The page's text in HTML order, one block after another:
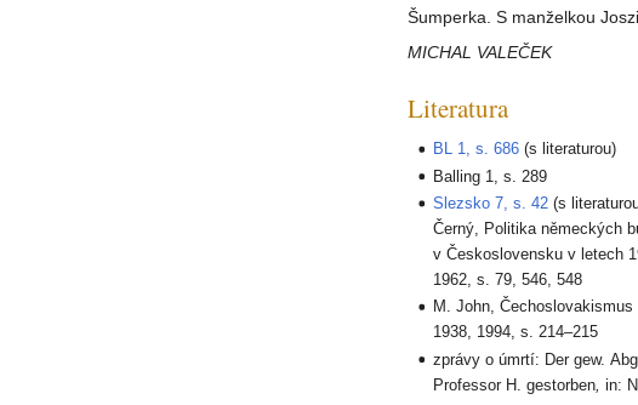
Šumperka. S manželkou
MICHAL VALEČEK
Literatura
BL 1, s. 686 (s literaturou)
Balling 1, s. 289
Slezsko 7, s. 42 (s
Černý, Politika německých
v Československu v letech
1962, s. 79, 546, 548
M. John, Čechoslovakismus
1938, 1994, s. 214–215
zprávy o úmrtí: Der gew.
Professor H. gestorben ,in: